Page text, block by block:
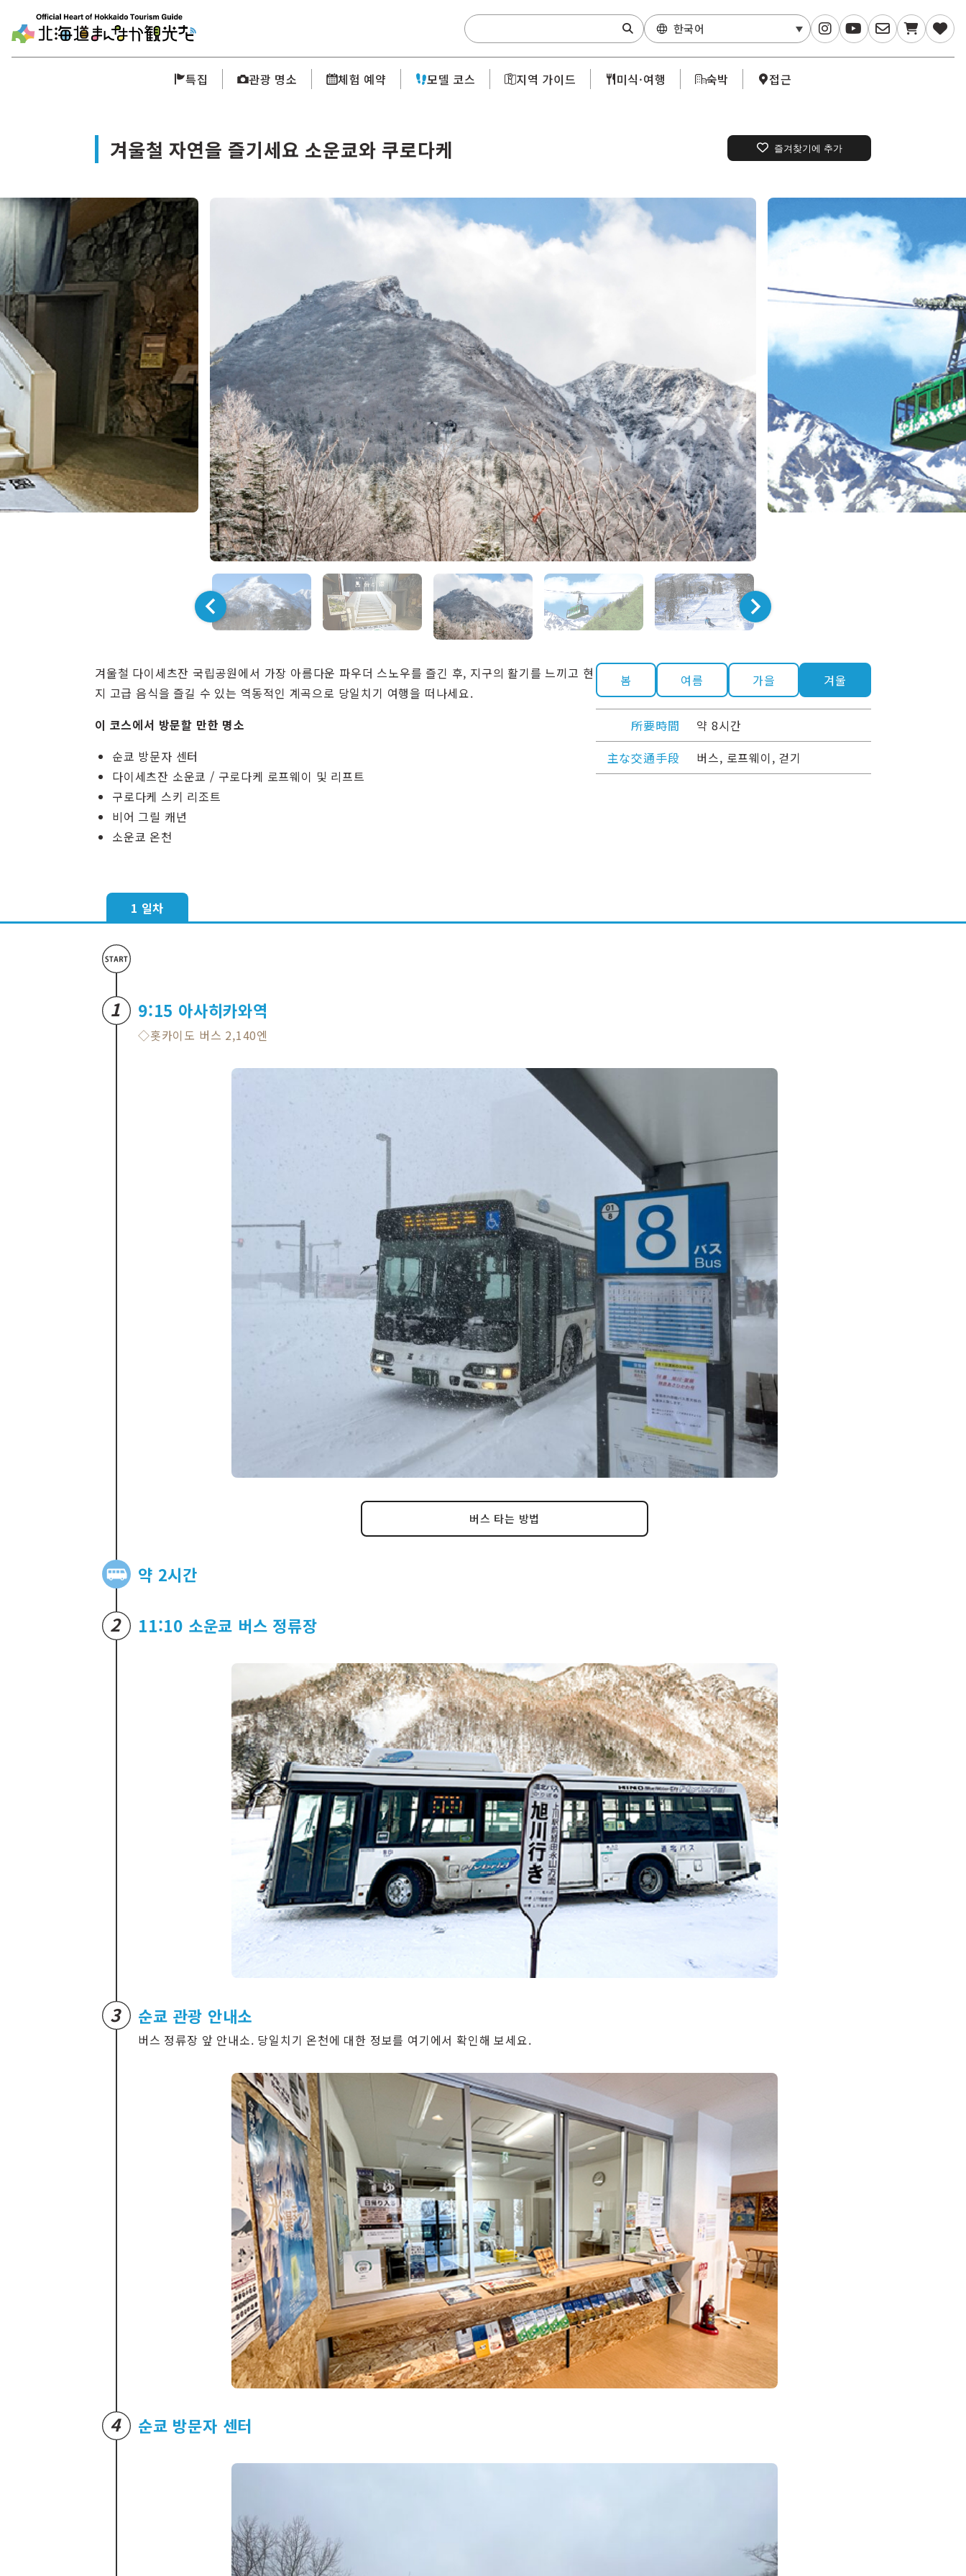
한국어
특집 관광 명소 체험 예약 모델 코스 지역 가이드 미식·여행 숙박 접근
겨울철 자연을 즐기세요 소운쿄와 쿠로다케 즐겨찾기에 추가
겨울철 다이세츠잔 국립공원에서 가장 아름다운 파우더 스노우를 즐긴 후, 지구의 활기를 느끼고 현
지 고급 음식을 즐길 수 있는 역동적인 계곡으로 당일치기 여행을 떠나세요.
이 코스에서 방문할 만한 명소
순쿄 방문자 센터
다이세츠잔 소운쿄 / 구로다케 로프웨이 및 리프트
구로다케 스키 리조트
비어 그릴 캐년
소운쿄 온천
봄 여름 가을 겨울
所要時間
약 8시간
主な交通手段
버스, 로프웨이, 걷기
1 일차
1 9:15 아사히카와역
◇홋카이도 버스 2,140엔
버스 타는 방법
약 2시간
2 11:10 소운쿄 버스 정류장
3 순쿄 관광 안내소
버스 정류장 앞 안내소. 당일치기 온천에 대한 정보를 여기에서 확인해 보세요.
4 순쿄 방문자 센터